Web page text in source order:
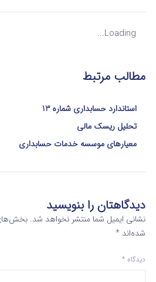
Loading...
مطالب مرتبط
استاندارد حسابداری شماره 13
تحلیل ریسک مالی
معیارهای موسسه خدمات حسابداری
دیدگاهتان را بنویسید
نشانی ایمیل شما منتشر نخواهد شد. بخش‌های
شده‌اند *
دیدگاه *